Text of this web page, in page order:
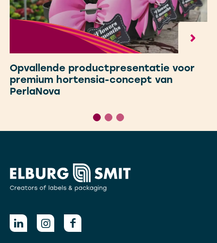
Opvallende productpresentatie voor
premium hortensia-concept van
PerlaNova